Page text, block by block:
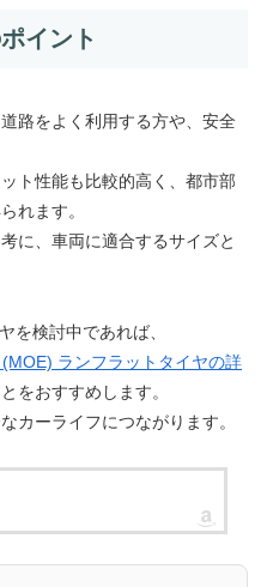
イント
路をよく利用する方や、安全
ト性能も比較的高く、都市部
れます。
に、車両に適合するサイズと
を検討中であれば、
ランフラットタイヤの詳
をおすすめします。
カーライフにつながります。